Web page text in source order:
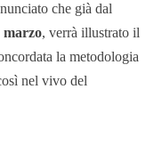
che già dal
marzo, verrà illustrato il
la metodologia
nel vivo del